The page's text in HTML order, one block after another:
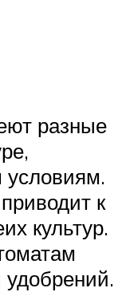
разные
условиям.
к
культур.